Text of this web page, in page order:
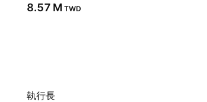
‪8.57 M‬ TWD
執行長